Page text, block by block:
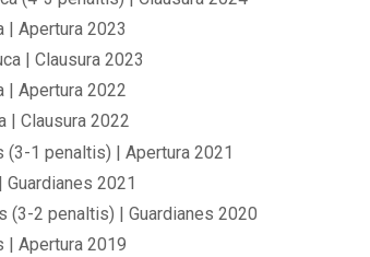
| Apertura 2023
| Clausura 2023
| Apertura 2022
| Clausura 2022
(3-1 penaltis) | Apertura 2021
Guardianes 2021
(3-2 penaltis) | Guardianes 2020
| Apertura 2019